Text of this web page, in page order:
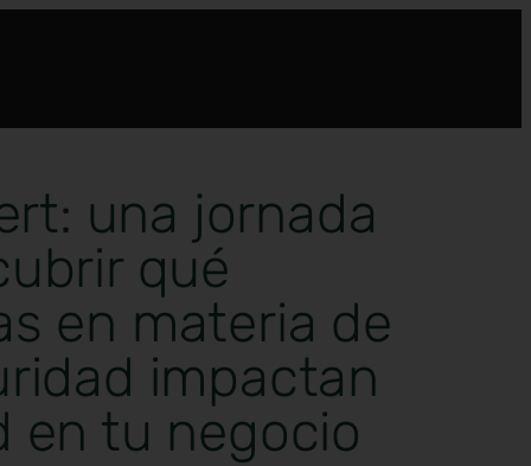
una jornada
qué
en materia de
impactan
en tu negocio